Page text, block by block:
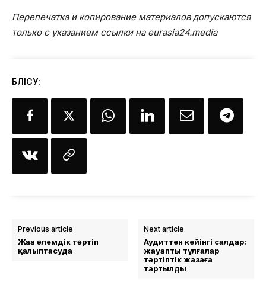
Перепечатка и копирование материалов допускаются
только с указанием ссылки на eurasia24.media
БӨЛІСУ:
Previous article
Жаңа әлемдік тәртіп
қалыптасуда
Next article
Аудиттен кейінгі салдар:
жауапты тұлғалар
тәртіптік жазаға
тартылды